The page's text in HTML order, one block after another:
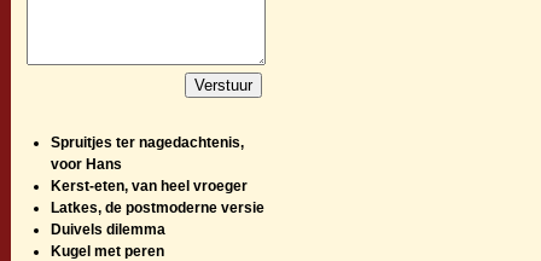
Spruitjes ter nagedachtenis,
voor Hans
Kerst-eten, van heel vroeger
Latkes, de postmoderne versie
Duivels dilemma
Kugel met peren